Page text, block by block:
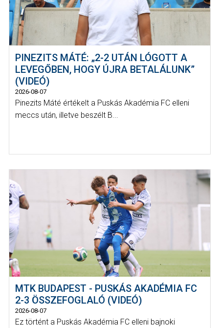
PINEZITS MÁTÉ: „2-2 UTÁN LÓGOTT A
LEVEGŐBEN, HOGY ÚJRA BETALÁLUNK”
(VIDEÓ)
2026-08-07
Pinezits Máté értékelt a Puskás Akadémia FC elleni
meccs után, illetve beszélt B...
MTK BUDAPEST - PUSKÁS AKADÉMIA FC
2-3 ÖSSZEFOGLALÓ (VIDEÓ)
2026-08-07
Ez történt a Puskás Akadémia FC elleni bajnoki